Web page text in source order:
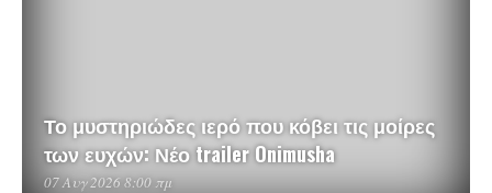
Το μυστηριώδες ιερό που κόβει τις μοίρες
των ευχών: Νέο trailer Onimusha
07 Αυγ 2026 8:00 πμ